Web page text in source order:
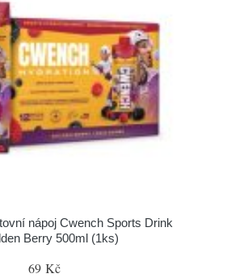
nápoj Cwench Sports Drink
Berry 500ml (1ks)
69 Kč